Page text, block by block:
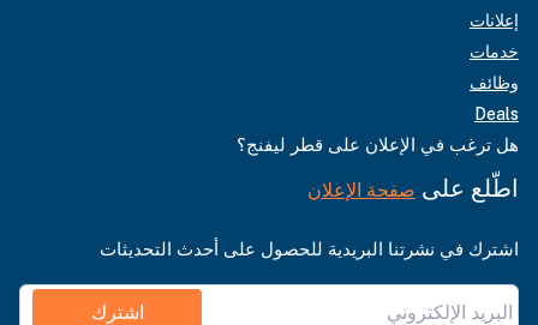
إعلانات
خدمات
وظائف
Deals
هل ترغب في الإعلان على قطر ليفنج؟
اطّلع على صفحة الإعلان
اشترك في نشرتنا البريدية للحصول على أحدث التحديثات
اشترك